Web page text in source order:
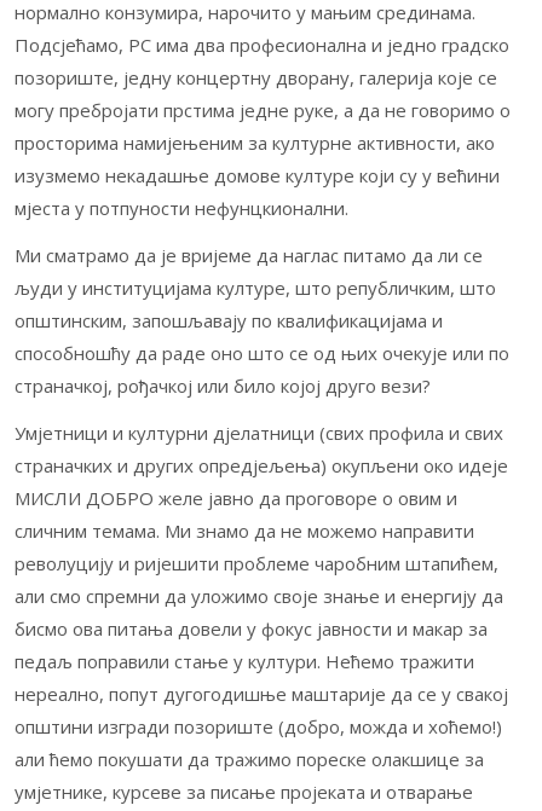
нормално конзумира, нарочито у мањим срединама.
Подсјећамо, РС има два професионална и једно градско
позориште, једну концертну дворану, галерија које се
могу пребројати прстима једне руке, а да не говоримо о
просторима намијењеним за културне активности, ако
изузмемо некадашње домове културе који су у већини
мјеста у потпуности нефунцкионални.
Ми сматрамо да је вријеме да наглас питамо да ли се
људи у институцијама културе, што републичким, што
општинским, запошљавају по квалификацијама и
способношћу да раде оно што се од њих очекује или по
страначкој, рођачкој или било којој друго вези?
Умјетници и културни дјелатници (свих профила и свих
страначких и других опредјељења) окупљени око идеје
МИСЛИ ДОБРО желе јавно да проговоре о овим и
сличним темама. Ми знамо да не можемо направити
револуцију и ријешити проблеме чаробним штапићем,
али смо спремни да уложимо своје знање и енергију да
бисмо ова питања довели у фокус јавности и макар за
педаљ поправили стање у култури. Нећемо тражити
нереално, попут дугогодишње маштарије да се у свакој
општини изгради позориште (добро, можда и хоћемо!)
али ћемо покушати да тражимо пореске олакшице за
умјетнике, курсеве за писање пројеката и отварање